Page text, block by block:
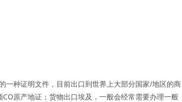
一种证明文件，目前出口到世界上大部分国家/地区的商
原产地证；货物出口埃及，一般会经常需要办理一般